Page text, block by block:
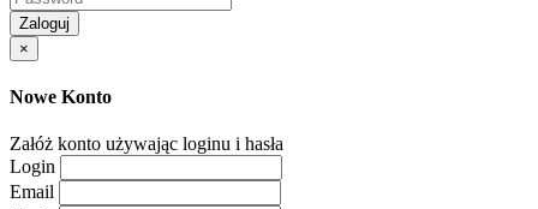
Zaloguj
×
Nowe Konto
Załóż konto używając loginu i hasła
Login
Email